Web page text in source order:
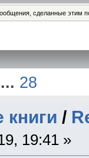
сделанные этим
... 28
/
19:41 »